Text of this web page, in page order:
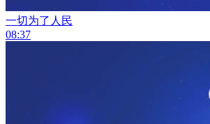
一切为了人民
08:37